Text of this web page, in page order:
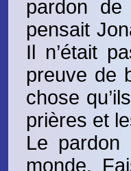
pardon
pensait
Il n’était
preuve de
chose
prières et
Le pardon
monde.